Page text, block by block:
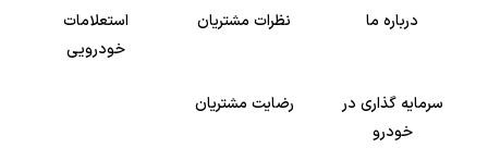
درباره ما نظرات مشتریان
استعلامات
خودرویی
سرمایه گذاری در
خودرو
رضایت مشتریان